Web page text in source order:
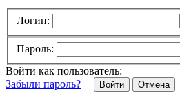
Логин:
Пароль:
Войти как пользователь:
Забыли пароль?
Отмена